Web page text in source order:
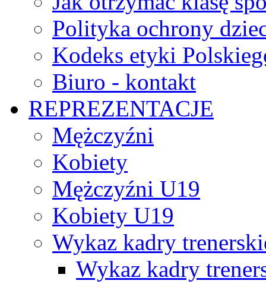
Polityka ochrony
Kodeks etyki
Biuro - kontakt
REPREZENTACJE
Mężczyźni
Kobiety
Mężczyźni U19
Kobiety U19
Wykaz kadry
Wykaz kadry